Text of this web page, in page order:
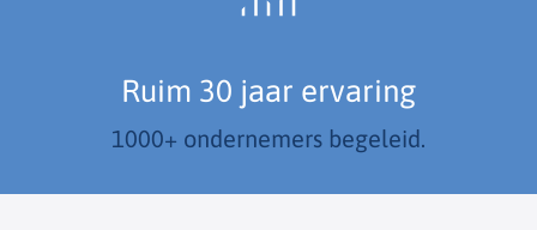
Ruim 30 jaar ervaring
1000+ ondernemers begeleid.